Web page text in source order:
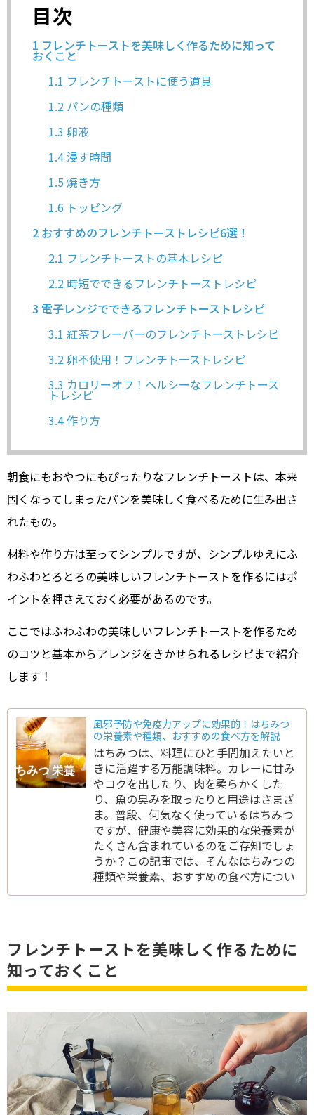
目次
1 フレンチトーストを美味しく作るために知って
おくこと
1.1 フレンチトーストに使う道具
1.2 パンの種類
1.3 卵液
1.4浸す時間
1.5 焼き方
1.6 トッピング
2 おすすめのフレンチトーストレシピ6選！
2.1 フレンチトーストの基本レシピ
2.2 時短でできるフレンチトーストレシピ
3 電子レンジでできるフレンチトーストレシピ
3.1 紅茶フレーバーのフレンチトーストレシピ
3.2 卵不使用！フレンチトーストレシピ
3.3 カロリーオフ！ヘルシーなフレンチトース
トレシピ
3.4作り方
朝食にもおやつにもぴったりなフレンチトーストは、本来
固くなってしまったパンを美味しく食べるために生み出さ
れたもの。
材料や作り方は至ってシンプルですが、シンプルゆえにふ
わふわとろとろの美味しいフレンチトーストを作るにはポ
イントを押さえておく必要があるのです。
ここではふわふわの美味しいフレンチトーストを作るため
のコツと基本からアレンジをきかせられるレシピまで紹介
します！
風邪予防や免疫力アップに効果的！はちみつ
の栄養素や種類、おすすめの食べ方を解説
はちみつは、料理にひと手間加えたいと
きに活躍する万能調味料。カレーに甘み
やコクを出したり、肉を柔らかくした
り、魚の臭みを取ったりと用途はさまざ
ま。普段、何気なく使っているはちみつ
ですが、健康や美容に効果的な栄養素が
たくさん含まれているのをご存知でしょ
うか？この記事では、そんなはちみつの
種類や栄養素、おすすめの食べ方につい
てご紹介します。
フレンチトーストを美味しく作るために
知っておくこと